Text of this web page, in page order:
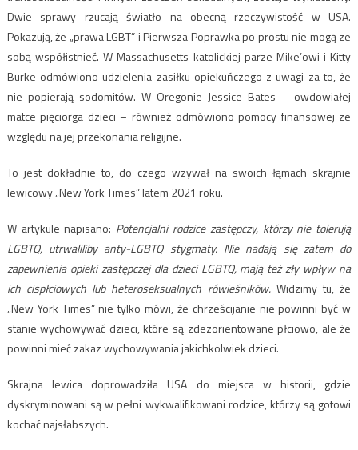
Dwie sprawy rzucają światło na obecną rzeczywistość w USA.
Pokazują, że „prawa LGBT” i Pierwsza Poprawka po prostu nie mogą ze
sobą współistnieć. W Massachusetts katolickiej parze Mike’owi i Kitty
Burke odmówiono udzielenia zasiłku opiekuńczego z uwagi za to, że
nie popierają sodomitów. W Oregonie Jessice Bates – owdowiałej
matce pięciorga dzieci – również odmówiono pomocy finansowej ze
względu na jej przekonania religijne.
To jest dokładnie to, do czego wzywał na swoich łąmach skrajnie
lewicowy „New York Times” latem 2021 roku.
W artykule napisano: Potencjalni rodzice zastępczy, którzy nie tolerują
LGBTQ, utrwaliliby anty-LGBTQ stygmaty. Nie nadają się zatem do
zapewnienia opieki zastępczej dla dzieci LGBTQ, mają też zły wpływ na
ich cispłciowych lub heteroseksualnych rówieśników. Widzimy tu, że
„New York Times” nie tylko mówi, że chrześcijanie nie powinni być w
stanie wychowywać dzieci, które są zdezorientowane płciowo, ale że
powinni mieć zakaz wychowywania jakichkolwiek dzieci.
Skrajna lewica doprowadziła USA do miejsca w historii, gdzie
dyskryminowani są w pełni wykwalifikowani rodzice, którzy są gotowi
kochać najsłabszych.